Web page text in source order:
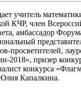
учитель
КЧР, член
амбассадор
просветителей,
2018», призер
конкурса
Капалкина.